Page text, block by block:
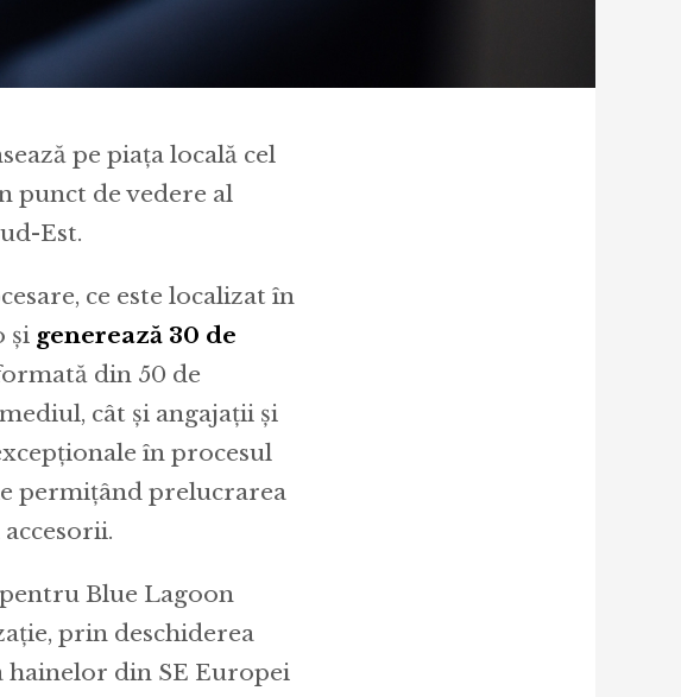
pe piața locală cel
punct de vedere al
Est.
ce este localizat în
și generează 30 de
din 50 de
cât și angajații și
în procesul
permițând prelucrarea
Blue Lagoon
prin deschiderea
hainelor din SE Europei